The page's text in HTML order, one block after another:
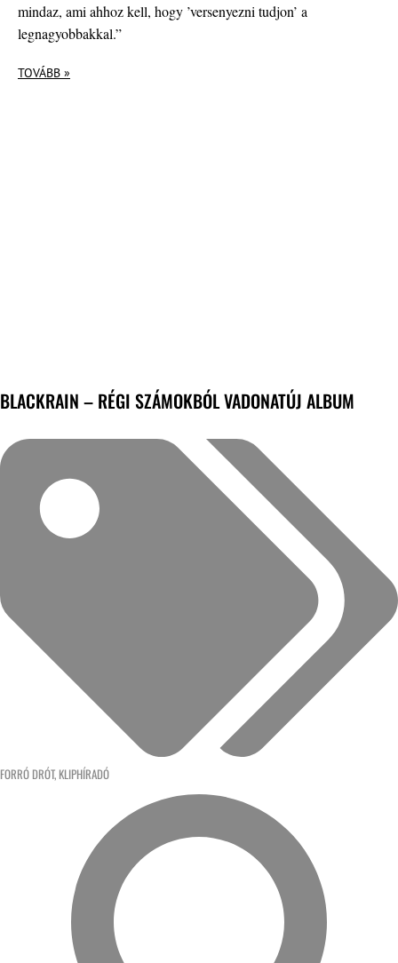
mindaz, ami ahhoz kell, hogy ’versenyezni tudjon’ a
legnagyobbakkal.”
TOVÁBB »
BLACKRAIN – RÉGI SZÁMOKBÓL VADONATÚJ ALBUM
FORRÓ DRÓT, KLIPHÍRADÓ